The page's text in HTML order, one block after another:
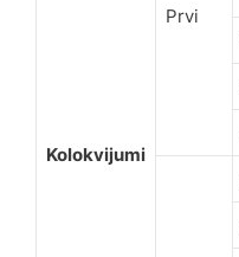
Kolokvijumi
Prvi